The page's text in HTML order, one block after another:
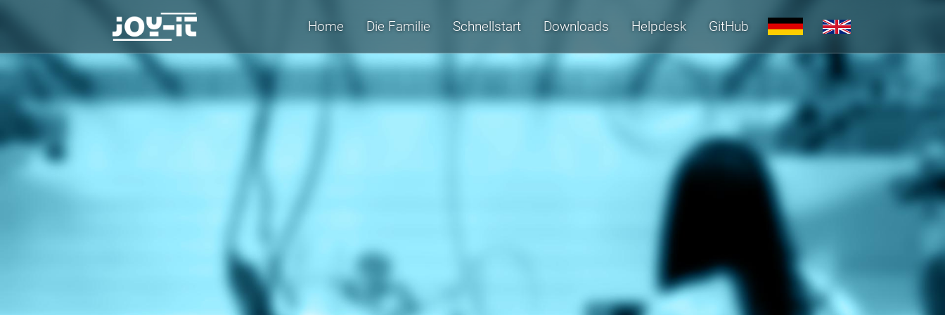
Home Die Familie Schnellstart Downloads Helpdesk GitHub